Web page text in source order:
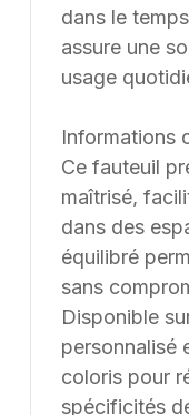
dans le
assure une
usage
Informations
Ce fauteuil
maîtrisé,
dans des
équilibré
sans
Disponible
personnalisé
coloris pour
spécificités